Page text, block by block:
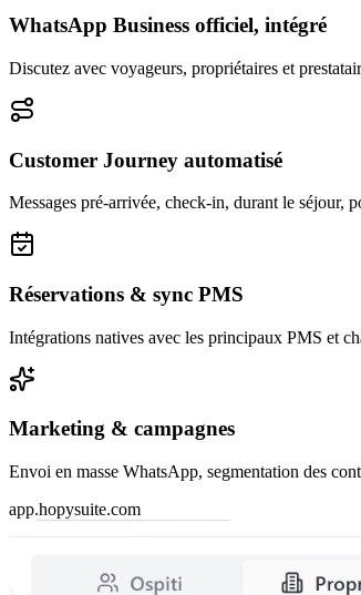
WhatsApp Business officiel, intégré
Discutez avec voyageurs, propriétaires et
Customer Journey automatisé
Messages pré-arrivée, check-in, durant le séjour,
Réservations & sync PMS
Intégrations natives avec les principaux PMS et
Marketing & campagnes
Envoi en masse WhatsApp, segmentation des
app.hopysuite.com